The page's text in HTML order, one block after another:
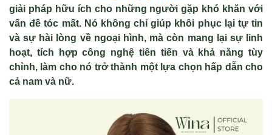
giải pháp hữu ích cho những người gặp khó khăn với
vấn đề tóc mất. Nó không chỉ giúp khôi phục lại tự tin
và sự hài lòng về ngoại hình, mà còn mang lại sự linh
hoạt, tích hợp công nghệ tiên tiến và khả năng tùy
chỉnh, làm cho nó trở thành một lựa chọn hấp dẫn cho
cả nam và nữ.